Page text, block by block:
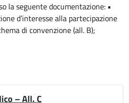
la seguente documentazione: •
d’interesse alla partecipazione
di convenzione (all. B);
– All. C